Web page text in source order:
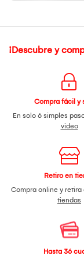
¡Descubre y
Compra fácil y
En solo 6 simples
video
Retiro en
Compra online y retira
tiendas
Hasta 36